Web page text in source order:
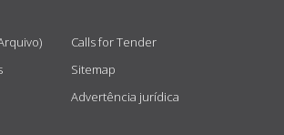
Calls for Tender
Sitemap
Advertência jurídica